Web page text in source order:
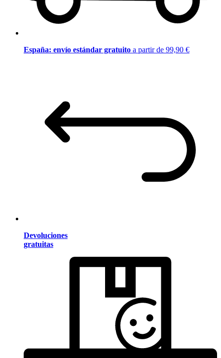
España: envío estándar gratuito a partir de 99,90 €
Devoluciones
gratuitas